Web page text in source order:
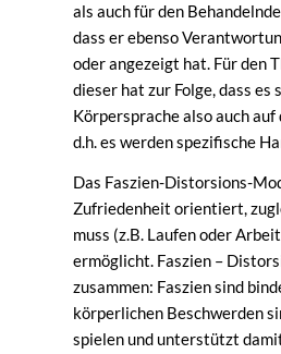
als auch für den
dass er ebenso
oder angezeigt hat. Für den
dieser hat zur Folge, dass
Körpersprache also auch
d.h. es werden spezifische
Das Faszien-Distorsions-
Zufriedenheit orientiert,
muss (z.B. Laufen oder
ermöglicht. Faszien –
zusammen: Faszien sind
körperlichen Beschwerden
spielen und unterstützt